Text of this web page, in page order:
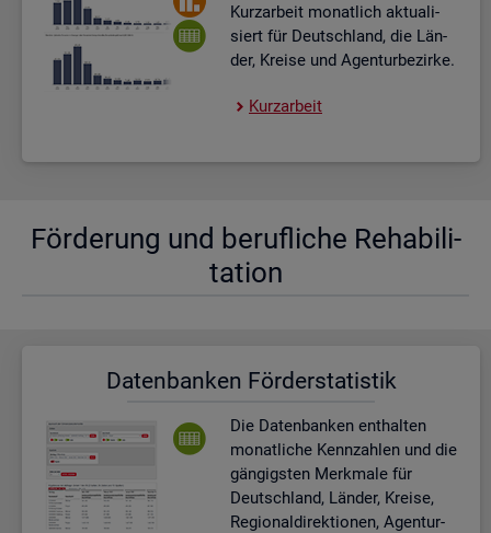
Kurz­ar­beit mo­nat­lich ak­tua­li­
siert für Deutsch­land, die Län­
der, Krei­se und Agen­tur­be­zir­ke.
Kurz­ar­beit
För­de­rung und be­ruf­li­che Re­ha­bi­li­
ta­ti­on
Da­ten­ban­ken För­der­sta­tis­tik
Die Da­ten­ban­ken ent­hal­ten
mo­nat­li­che Kenn­zah­len und die
gän­gigs­ten Merk­ma­le für
Deutsch­land, Län­der, Krei­se,
Re­gio­nal­di­rek­tio­nen, Agen­tur­